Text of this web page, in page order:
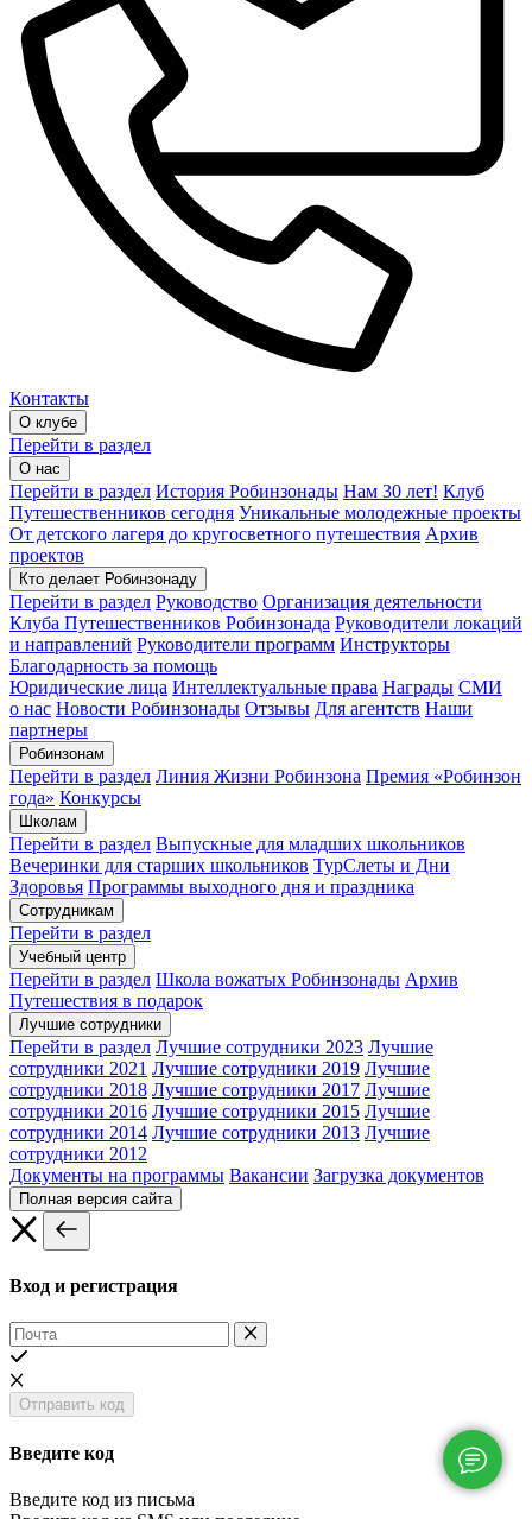
Контакты
О клубе
Перейти в раздел
О нас
Перейти в раздел История Робинзонады Нам 30 лет! Клуб
Путешественников сегодня Уникальные молодежные проекты
От детского лагеря до кругосветного путешествия Архив
проектов
Кто делает Робинзонаду
Перейти в раздел Руководство Организация деятельности
Клуба Путешественников Робинзонада Руководители локаций
и направлений Руководители программ Инструкторы
Благодарность за помощь
Юридические лица Интеллектуальные права Награды СМИ
о нас Новости Робинзонады Отзывы Для агентств Наши
партнеры
Робинзонам
Перейти в раздел Линия Жизни Робинзона Премия «Робинзон
года» Конкурсы
Школам
Перейти в раздел Выпускные для младших школьников
Вечеринки для старших школьников ТурСлеты и Дни
Здоровья Программы выходного дня и праздника​
Сотрудникам
Перейти в раздел
Учебный центр
Перейти в раздел Школа вожатых Робинзонады Архив
Путешествия в подарок
Лучшие сотрудники
Перейти в раздел Лучшие сотрудники 2023 Лучшие
сотрудники 2021 Лучшие сотрудники 2019 Лучшие
сотрудники 2018 Лучшие сотрудники 2017 Лучшие
сотрудники 2016 Лучшие сотрудники 2015 Лучшие
сотрудники 2014 Лучшие сотрудники 2013 Лучшие
сотрудники 2012
Документы на программы Вакансии Загрузка документов
Полная версия сайта
Вход и регистрация
Отправить код
Введите код
Введите код из письма